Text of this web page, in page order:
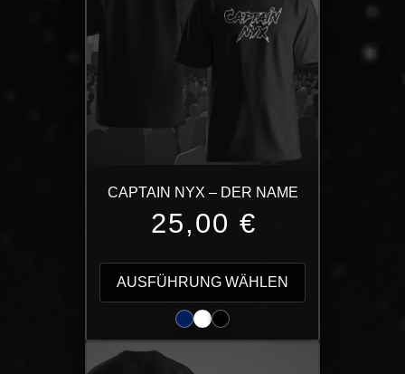
CAPTAIN NYX – DER NAME
25,00 €
AUSFÜHRUNG WÄHLEN
weist